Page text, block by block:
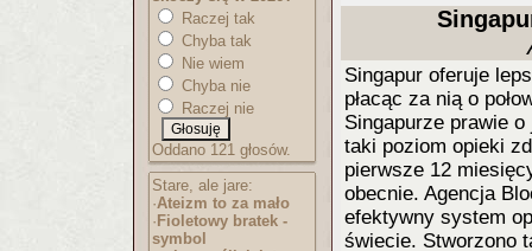
Raczej tak
Chyba tak
Nie wiem
Chyba nie
Raczej nie
Oddano 121 głosów.
Stare, ale jare:
·Ateizm to za mało
· Fioletowy bratek -
symbol
Singapur oferuje
płacąc za nią o
Singapurze prawie
taki poziom opieki
pierwsze 12
obecnie. Agencja
efektywny system
świecie. Stworzono